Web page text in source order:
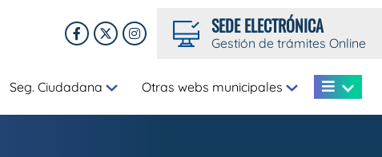
SEDE ELECTRÓNICA
Gestión de trámites Online
Seg. Ciudadana Otras webs municipales